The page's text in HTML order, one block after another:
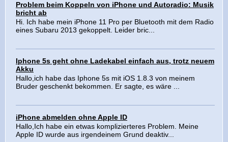
Problem beim Koppeln von iPhone und Autoradio: Musik
bricht ab
Hi. Ich habe mein iPhone 11 Pro per Bluetooth mit dem Radio
eines Subaru 2013 gekoppelt. Leider bric...
Iphone 5s geht ohne Ladekabel einfach aus, trotz neuem
Akku
Hallo,ich habe das Iphone 5s mit iOS 1.8.3 von meinem
Bruder geschenkt bekommen. Er sagte, es wäre ...
iPhone abmelden ohne Apple ID
Hallo,Ich habe ein etwas komplizierteres Problem. Meine
Apple ID wurde aus irgendeinem Grund deaktiv...